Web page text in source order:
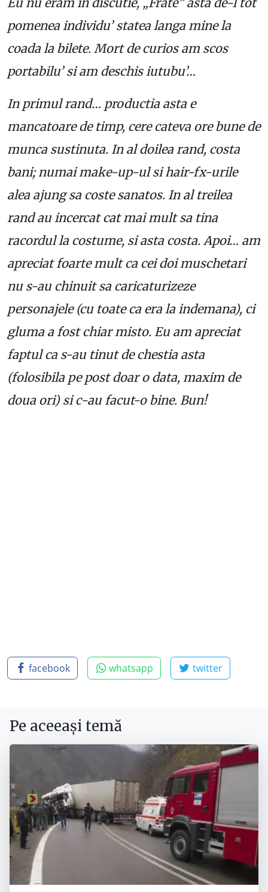
pomenea individu’ statea langa mine la
coada la bilete. Mort de curios am scos
portabilu’ si am deschis iutubu’…
In primul rand… productia asta e
mancatoare de timp, cere cateva ore bune de
munca sustinuta. In al doilea rand, costa
bani; numai make-up-ul si hair-fx-urile
alea ajung sa coste sanatos. In al treilea
rand au incercat cat mai mult sa tina
racordul la costume, si asta costa. Apoi… am
apreciat foarte mult ca cei doi muschetari
nu s-au chinuit sa caricaturizeze
personajele (cu toate ca era la indemana), ci
gluma a fost chiar misto. Eu am apreciat
faptul ca s-au tinut de chestia asta
(folosibila pe post doar o data, maxim de
doua ori) si c-au facut-o bine. Bun!
facebook whatsapp twitter
Pe aceeași temă